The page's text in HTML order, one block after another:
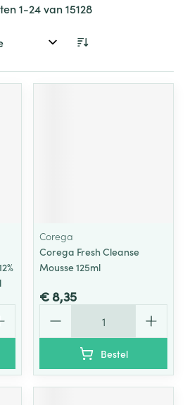
1-24van15128
Corega
Corega Fresh Cleanse
Mousse 125ml
€ 8,35
Bestel